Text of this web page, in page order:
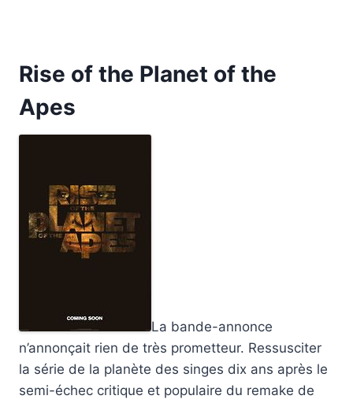
Rise of the Planet of the
Apes
La bande-annonce
n’annonçait rien de très prometteur. Ressusciter
la série de la planète des singes dix ans après le
semi-échec critique et populaire du remake de